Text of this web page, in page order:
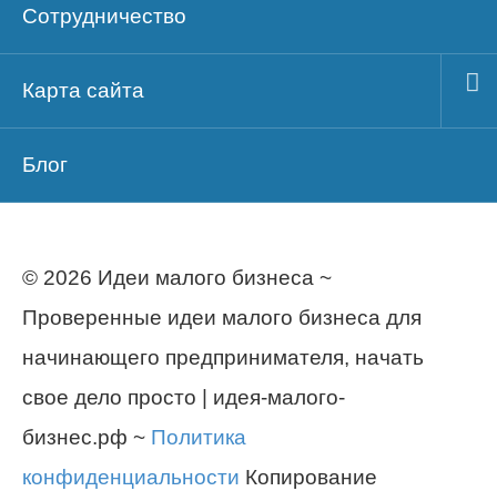
Сотрудничество
Карта сайта
Блог
© 2026 Идеи малого бизнеса ~
Проверенные идеи малого бизнеса для
начинающего предпринимателя, начать
свое дело просто | идея-малого-
бизнес.рф ~ Политика
конфиденциальности Копирование